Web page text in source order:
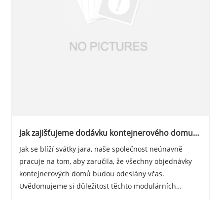
Jak zajišťujeme dodávku kontejnerového domu
Jak se blíží svátky jara, naše společnost neúnavně
pracuje na tom, aby zaručila, že všechny objednávky
kontejnerových domů budou odeslány včas.
Uvědomujeme si důležitost těchto modulárních